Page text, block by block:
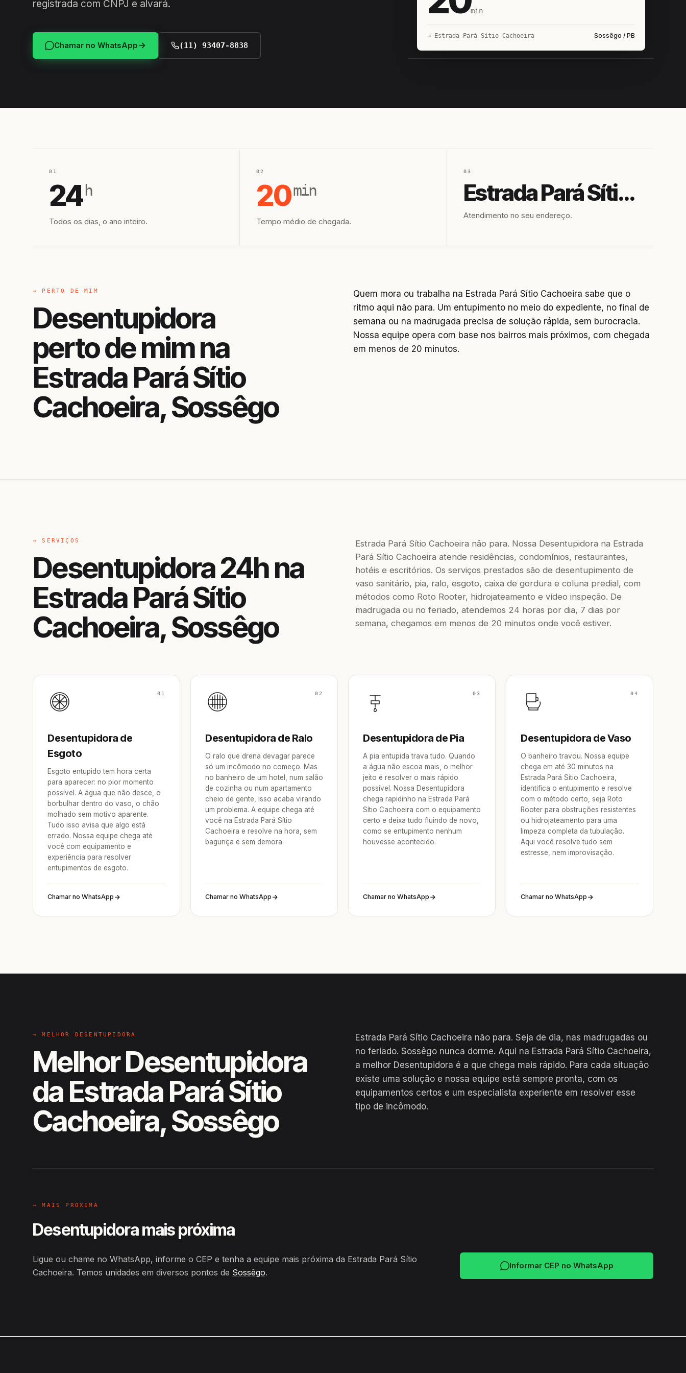
registrada com CNPJ e alvará.
Chamar no WhatsApp (11) 93407-8838
min
→ Estrada Pará Sítio Cachoeira Sossêgo / PB
01
24 h
Todos os dias, o ano inteiro.
02
20min
Tempo médio de chegada.
03
Estrada Pará Sítio Cachoeira
Atendimento no seu endereço.
→ PERTO DE MIM
Desentupidora
perto de mim na
Estrada Pará Sítio
Cachoeira, Sossêgo
Quem mora ou trabalha na Estrada Pará Sítio Cachoeira sabe que o
ritmo aqui não para. Um entupimento no meio do expediente, no final de
semana ou na madrugada precisa de solução rápida, sem burocracia.
Nossa equipe opera com base nos bairros mais próximos, com chegada
em menos de 20 minutos.
→ SERVIÇOS
Desentupidora 24h na
Estrada Pará Sítio
Cachoeira, Sossêgo
Estrada Pará Sítio Cachoeira não para. Nossa Desentupidora na Estrada
Pará Sítio Cachoeira atende residências, condomínios, restaurantes,
hotéis e escritórios. Os serviços prestados são de desentupimento de
vaso sanitário, pia, ralo, esgoto, caixa de gordura e coluna predial, com
métodos como Roto Rooter, hidrojateamento e vídeo inspeção. De
madrugada ou no feriado, atendemos 24 horas por dia, 7 dias por
semana, chegamos em menos de 20 minutos onde você estiver.
01
Desentupidora de
Esgoto
Esgoto entupido tem hora certa
para aparecer: no pior momento
possível. A água que não desce, o
borbulhar dentro do vaso, o chão
molhado sem motivo aparente.
Tudo isso avisa que algo está
errado. Nossa equipe chega até
você com equipamento e
experiência para resolver
entupimentos de esgoto.
Chamar no WhatsApp
02
Desentupidora de Ralo
O ralo que drena devagar parece
só um incômodo no começo. Mas
no banheiro de um hotel, num salão
de cozinha ou num apartamento
cheio de gente, isso acaba virando
um problema. A equipe chega até
você na Estrada Pará Sítio
Cachoeira e resolve na hora, sem
bagunça e sem demora.
Chamar no WhatsApp
03
Desentupidora de Pia
A pia entupida trava tudo. Quando
a água não escoa mais, o melhor
jeito é resolver o mais rápido
possível. Nossa Desentupidora
chega rapidinho na Estrada Pará
Sítio Cachoeira com o equipamento
certo e deixa tudo fluindo de novo,
como se entupimento nenhum
houvesse acontecido.
Chamar no WhatsApp
04
Desentupidora de Vaso
O banheiro travou. Nossa equipe
chega em até 30 minutos na
Estrada Pará Sítio Cachoeira,
identifica o entupimento e resolve
com o método certo, seja Roto
Rooter para obstruções resistentes
ou hidrojateamento para uma
limpeza completa da tubulação.
Aqui você resolve tudo sem
estresse, nem improvisação.
Chamar no WhatsApp
→ MELHOR DESENTUPIDORA
Melhor Desentupidora
da Estrada Pará Sítio
Cachoeira, Sossêgo
Estrada Pará Sítio Cachoeira não para. Seja de dia, nas madrugadas ou
no feriado. Sossêgo nunca dorme. Aqui na Estrada Pará Sítio Cachoeira,
a melhor Desentupidora é a que chega mais rápido. Para cada situação
existe uma solução e nossa equipe está sempre pronta, com os
equipamentos certos e um especialista experiente em resolver esse
tipo de incômodo.
EM CAMPO
→ MAIS PRÓXIMA
Desentupidora mais próxima
Ligue ou chame no WhatsApp, informe o CEP e tenha a equipe mais próxima da Estrada Pará Sítio
Cachoeira. Temos unidades em diversos pontos de Sossêgo.
Informar CEP no WhatsApp